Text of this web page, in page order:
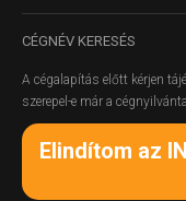
CÉGNÉV KERESÉS
A cégalapítás előtt kérjen
szerepel-e már a
Elindítom az